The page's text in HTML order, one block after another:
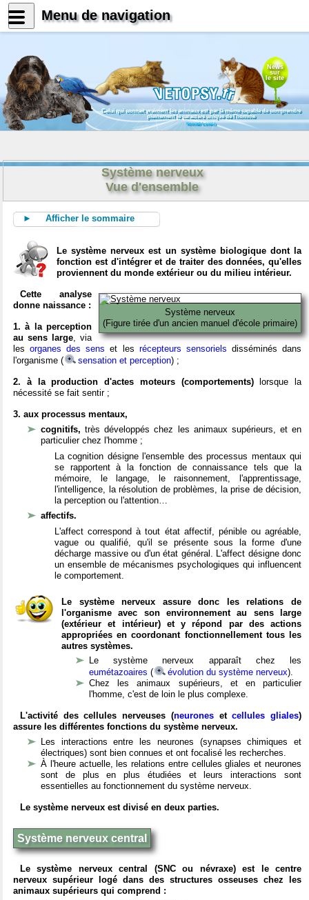
News
sur
le site
Celui qui connait vraiment les animaux est par là même capable de comprendre
pleinement le caractère unique de l'homme
Konrad Lorenz
Biologie, neurosciences et
sciences en général
Système nerveux
Vue d'ensemble
► Afficher le sommaire
Le système nerveux est un système biologique dont la
fonction est d'intégrer et de traiter des données, qu'elles
proviennent du monde extérieur ou du milieu intérieur.
Système nerveux
(Figure tirée d'un ancien manuel d'école primaire)
Cette analyse
donne naissance :
1. à la perception
au sens large, via
lesorganes des sens et les récepteurs sensoriels disséminés dans
l'organisme (
sensation et perception) ;
2. à la production d'actes moteurs (comportements)lorsque la
nécessité se fait sentir ;
3. aux processus mentaux,
cognitifs,très développés chez les animaux supérieurs, et en
particulier chez l'homme ;
La cognition désigne l'ensemble des processus mentaux qui
se rapportent à la fonction de connaissance tels que la
mémoire, le langage, le raisonnement, l'apprentissage,
l'intelligence, la résolution de problèmes, la prise de décision,
la perception ou l'attention…
affectifs.
L'affect correspond à tout état affectif, pénible ou agréable,
vague ou qualifié, qu'il se présente sous la forme d'une
décharge massive ou d'un état général. L'affect désigne donc
un ensemble de mécanismes psychologiques qui influencent
le comportement.
Le système nerveux assure donc les relations de
l'organisme avec son environnement au sens large
(extérieur et intérieur) et y répond par des actions
appropriées en coordonant fonctionnellement tous les
autres systèmes.
Le système nerveux apparaît chez les
eumétazoaires ( évolution du système nerveux).
Chez les animaux supérieurs, et en particulier
l'homme, c'est de loin le plus complexe.
L'activité des cellules nerveuses (neuronesetcellules gliales)
assure les différentes fonctions du système nerveux.
Les interactions entre les neurones (synapses chimiques et
électriques) sont bien connues et ont focalisé les recherches.
À l'heure actuelle, les relations entre cellules gliales et neurones
sont de plus en plus étudiées et leurs interactions sont
essentielles au fonctionnement du système nerveux.
Le système nerveux est divisé en deux parties.
Système nerveux central
Le système nerveux central (SNC ou névraxe) est le centre
nerveux supérieur logé dans des structures osseuses chez les
animaux supérieurs qui comprend :
Menu de navigation